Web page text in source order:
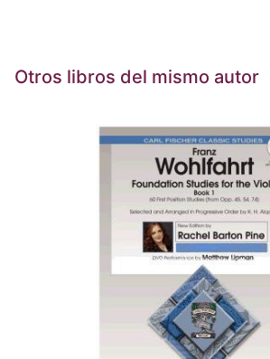
Otros libros del mismo autor